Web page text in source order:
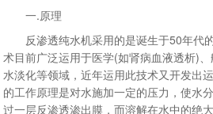
一.原理
反渗透纯水机采用的是诞生于50年代
术目前广泛运用于医学(如肾病血液透析)
水淡化等领域，近年运用此技术又开发出
的工作原理是对水施加一定的压力，使水
过一层反渗透渗出膜，而溶解在水中的绝